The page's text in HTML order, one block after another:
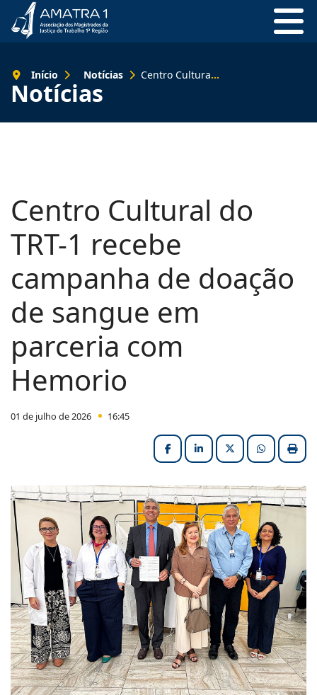
Notícias
Início Notícias Centro Cultural do TRT-1 recebe campanha de doação de sangue em parceria com Hemorio
Centro Cultural do
TRT-1 recebe
campanha de doação
de sangue em
parceria com
Hemorio
01 de julho de 2026 16:45
FacebookLinkedInX (formerly